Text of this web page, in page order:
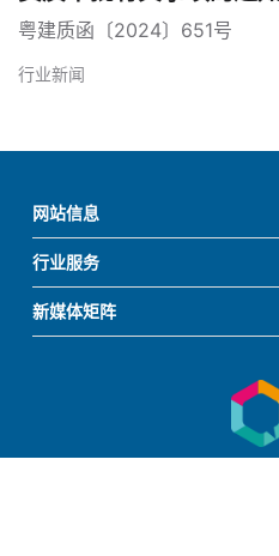
粤建质函〔2024〕651号
行业新闻
网站信息
行业服务
新媒体矩阵